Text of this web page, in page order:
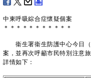
中東呼吸綜合症懷疑個案
＊ ＊ ＊ ＊ ＊ ＊ ＊ ＊ ＊ ＊ ＊
衞生署衞生防護中心今日（
案，並再次呼籲市民特別注意
詳情如下：